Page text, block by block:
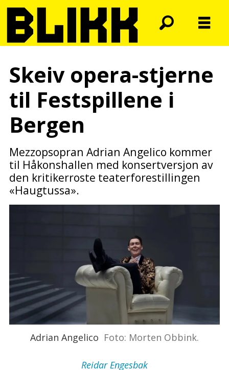
Skeiv opera-stjerne
til Festspillene i
Bergen
Mezzopsopran Adrian Angelico kommer
til Håkonshallen med konsertversjon av
den kritikerroste teaterforestillingen
«Haugtussa».
Adrian Angelico Foto: Morten Obbink.
Reidar Engesbak